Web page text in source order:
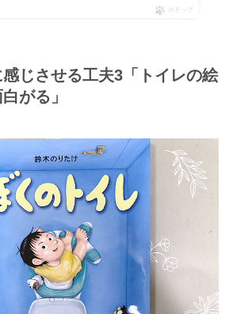
ポチップ
感じさせる工夫3「トイレの絵
がる」